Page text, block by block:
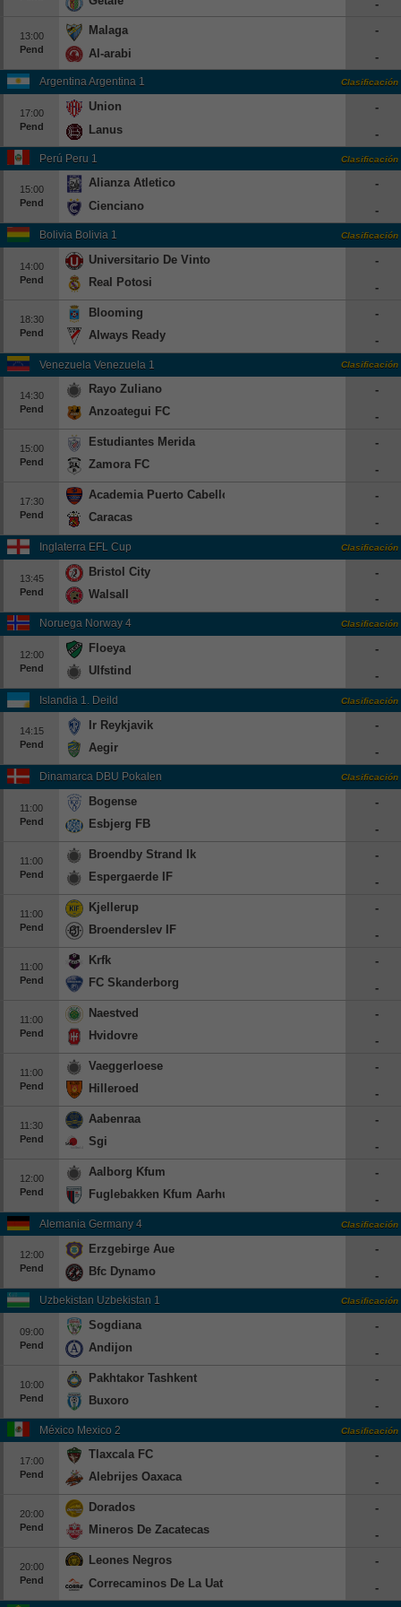
-
13:00
Pend
Malaga
Al-arabi
-
-
Argentina Argentina 1 Clasificación
17:00
Pend
Union
Lanus
-
-
Perú Peru 1 Clasificación
15:00
Pend
Alianza Atletico
Cienciano
-
-
Bolivia Bolivia 1 Clasificación
14:00
Pend
Universitario De Vinto
Real Potosi
-
-
18:30
Pend
Blooming
Always Ready
-
-
Venezuela Venezuela 1 Clasificación
14:30
Pend
Rayo Zuliano
Anzoategui FC
-
-
15:00
Pend
Estudiantes Merida
Zamora FC
-
-
17:30
Pend
Academia Puerto Cabello
Caracas
-
-
Inglaterra EFL Cup Clasificación
13:45
Pend
Bristol City
Walsall
-
-
Noruega Norway 4 Clasificación
12:00
Pend
Floeya
Ulfstind
-
-
Islandia 1. Deild Clasificación
14:15
Pend
Ir Reykjavik
Aegir
-
-
Dinamarca DBU Pokalen Clasificación
11:00
Pend
Bogense
Esbjerg FB
-
-
11:00
Pend
Broendby Strand Ik
Espergaerde IF
-
-
11:00
Pend
Kjellerup
Broenderslev IF
-
-
11:00
Pend
Krfk
FC Skanderborg
-
-
11:00
Pend
Naestved
Hvidovre
-
-
11:00
Pend
Vaeggerloese
Hilleroed
-
-
11:30
Pend
Aabenraa
Sgi
-
-
12:00
Pend
Aalborg Kfum
Fuglebakken Kfum Aarhus
-
-
Alemania Germany 4 Clasificación
12:00
Pend
Erzgebirge Aue
Bfc Dynamo
-
-
Uzbekistan Uzbekistan 1 Clasificación
09:00
Pend
Sogdiana
Andijon
-
-
10:00
Pend
Pakhtakor Tashkent
Buxoro
-
-
México Mexico 2 Clasificación
17:00
Pend
Tlaxcala FC
Alebrijes Oaxaca
-
-
20:00
Pend
Dorados
Mineros De Zacatecas
-
-
20:00
Pend
Leones Negros
Correcaminos De La Uat
-
-
Europa League
Supercopa Europa
Partidos amistosos
Partidos televisados
Baloncesto
Europa
Euroliga
España
ACB
Estados Unidos
Hockey
Fútbol Americano
Clasificación
Casas de Apuestas